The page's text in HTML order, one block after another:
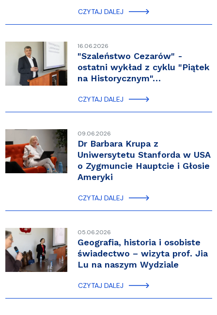
CZYTAJ DALEJ
16.06.2026
"Szaleństwo Cezarów" -
ostatni wykład z cyklu "Piątek
na Historycznym"…
CZYTAJ DALEJ
09.06.2026
Dr Barbara Krupa z
Uniwersytetu Stanforda w USA
o Zygmuncie Hauptcie i Głosie
Ameryki
CZYTAJ DALEJ
05.06.2026
Geografia, historia i osobiste
świadectwo – wizyta prof. Jia
Lu na naszym Wydziale
CZYTAJ DALEJ